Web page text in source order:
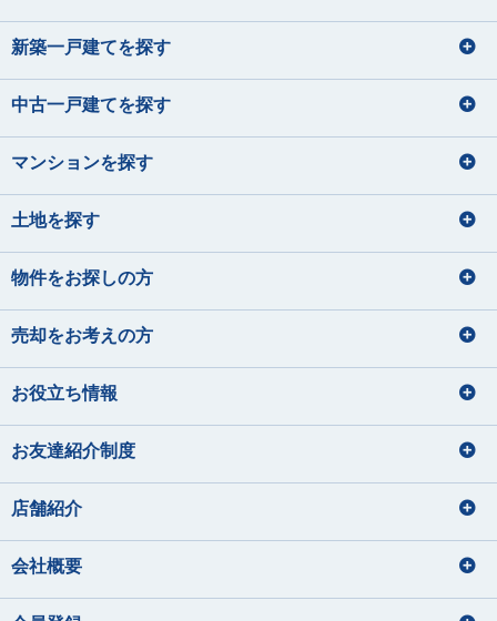
新築一戸建てを探す
中古一戸建てを探す
マンションを探す
土地を探す
物件をお探しの方
売却をお考えの方
お役立ち情報
お友達紹介制度
店舗紹介
会社概要